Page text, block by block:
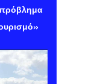
πρόβλημα